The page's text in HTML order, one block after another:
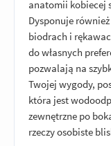
anatomii kobiecej
Dysponuje
biodrach i
do własnych
pozwalają na
Twojej wygody,
która jest
zewnętrzne po
rzeczy osobiste